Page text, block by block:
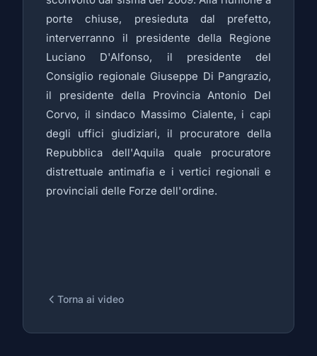
porte chiuse, presieduta dal prefetto,
interverranno il presidente della Regione
Luciano D'Alfonso, il presidente del
Consiglio regionale Giuseppe Di Pangrazio,
il presidente della Provincia Antonio Del
Corvo, il sindaco Massimo Cialente, i capi
degli uffici giudiziari, il procuratore della
Repubblica dell'Aquila quale procuratore
distrettuale antimafia e i vertici regionali e
provinciali delle Forze dell'ordine.
Torna ai video